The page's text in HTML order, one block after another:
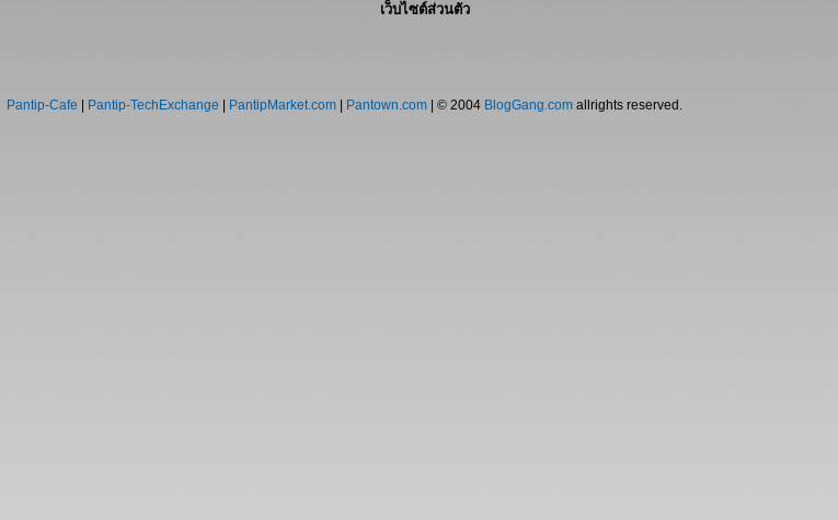
เว็บไซต์ส่วนตัว
Pantip-Cafe Pantip-TechExchange PantipMarket.com Pantown.com | © 2004 BlogGang.com allrights reserved.